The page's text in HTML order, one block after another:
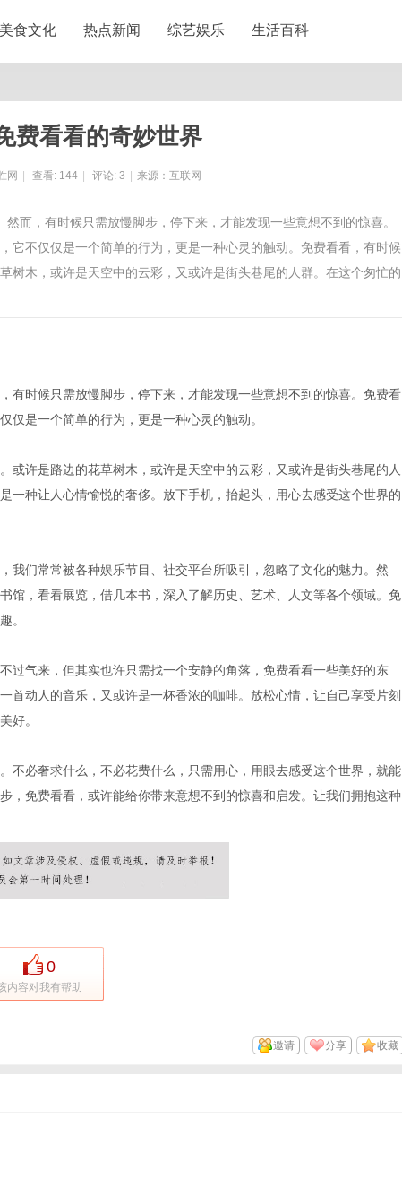
美食文化 热点新闻 综艺娱乐 生活百科
费看看的奇妙世界
网 查看: 144 评论: 3 来源：互联网
而，有时候只需放慢脚步，停下来，才能发现一些意想不到的惊喜。
它不仅仅是一个简单的行为，更是一种心灵的触动。免费看看，有时候
树木，或许是天空中的云彩，又或许是街头巷尾的人群。在这个匆忙的
有时候只需放慢脚步，停下来，才能发现一些意想不到的惊喜。免费看
仅是一个简单的行为，更是一种心灵的触动。
或许是路边的花草树木，或许是天空中的云彩，又或许是街头巷尾的人
一种让人心情愉悦的奢侈。放下手机，抬起头，用心去感受这个世界的
我们常常被各种娱乐节目、社交平台所吸引，忽略了文化的魅力。然
馆，看看展览，借几本书，深入了解历史、艺术、人文等各个领域。免
。
过气来，但其实也许只需找一个安静的角落，免费看看一些美好的东
首动人的音乐，又或许是一杯香浓的咖啡。放松心情，让自己享受片刻
好。
不必奢求什么，不必花费什么，只需用心，用眼去感受这个世界，就能
，免费看看，或许能给你带来意想不到的惊喜和启发。让我们拥抱这种
0
内容对我有帮助
收藏
分享
邀请